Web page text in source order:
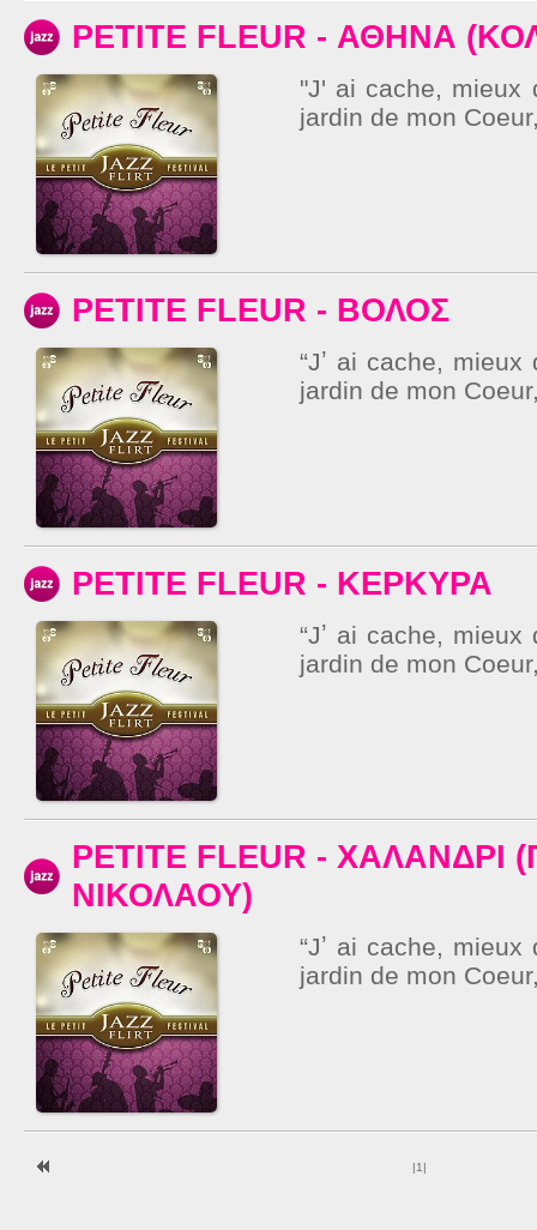
PETITE FLEUR - ΑΘΗΝΑ
"J' ai cache, mieux
jardin de mon
PETITE FLEUR - ΒΟΛΟΣ
“Jʼ ai cache,
jardin de mon
PETITE FLEUR - ΚΕΡΚΥΡΑ
“Jʼ ai cache,
jardin de mon
PETITE FLEUR - ΧΑΛΑΝΔΡΙ
ΝΙΚΟΛΑΟΥ)
“Jʼ ai cache,
jardin de mon
1